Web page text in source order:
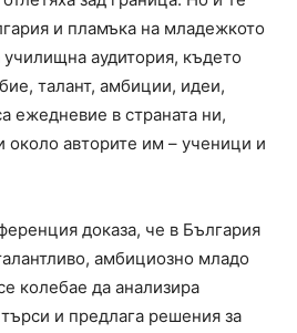
и пламъка на младежкото
училищна аудитория, където
талант, амбиции, идеи,
ежедневие в страната ни,
около авторите им – ученици и
доказа, че в България
амбициозно младо
колебае да анализира
и предлага решения за